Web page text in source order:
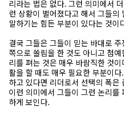
리라는 법은 없다. 그런 의미에서
런 상황이 벌어졌다고 해서 그들의
말하기는 힘든 부분이 있다는 것이
결국 그들은 그들이 믿는 바대로
쪽으로 쏠림을 한 것도 아니고 첨
리를 펴는 것은 매우 바람직한 것
활을 할 때도 매우 필요한 부분이
하고 있다면 리더로서 선택의 폭은
이런 의미에서 그들이 그런 논리를
하게 보인다.